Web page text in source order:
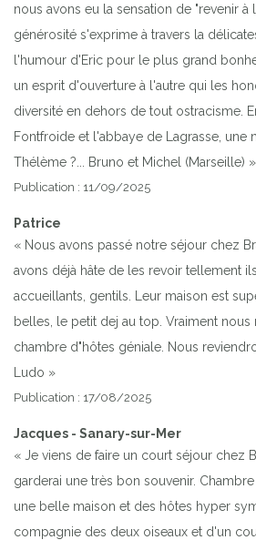
nous avons eu la sensation de "revenir à
générosité s'exprime à travers la
l'humour d'Eric pour le plus grand
un esprit d'ouverture à l'autre qui les
diversité en dehors de tout ostracisme.
Fontfroide et l'abbaye de Lagrasse, une
Thélème ?... Bruno et Michel (Marseille) »
Publication : 11/09/2025
Patrice
« Nous avons passé notre séjour chez
avons déjà hâte de les revoir tellement
accueillants, gentils. Leur maison est
belles, le petit dej au top. Vraiment
chambre d"hôtes géniale. Nous
Ludo »
Publication : 17/08/2025
Jacques - Sanary-sur-Mer
« Je viens de faire un court séjour chez
garderai une très bon souvenir.
une belle maison et des hôtes hyper
compagnie des deux oiseaux et d'un